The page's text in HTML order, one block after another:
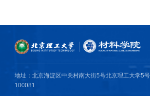
and fused backbones on energy and stability
compounds, Chemical Engineering Journal,
5)Zihao Wei, Shaojia Song, Hongfei Gu,
Ding, Hao Tang, Lirong Zheng, Shuhu Liu,
Chen, Shenghua Li*, Siping Pang*, Enhancing
地址：北京海淀区中关村南大街5号北京理工大学5号
100081